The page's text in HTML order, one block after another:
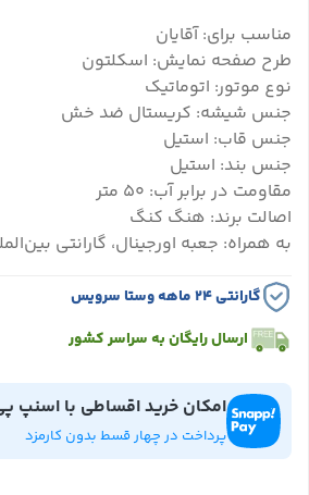
مناسب برای: آقایان
طرح صفحه نمایش: اسکلتون
نوع موتور: اتوماتیک
جنس شیشه: کریستال ضد خش
جنس قاب: استیل
جنس بند: استیل
مقاومت در برابر آب: 50 متر
اصالت برند: هنگ کنگ
به همراه: جعبه اورجینال، گارانتی
گارانتی ۲۴ ماهه وستا سرویس
ارسال رایگان به سراسر کشور
امکان خرید اقساطی با اسنپ
پرداخت در چهار قسط بدون کارمزد